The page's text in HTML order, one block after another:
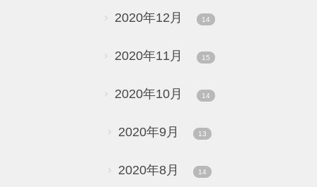
2020年12月 14
2020年11月 15
2020年10月 14
2020年9月 13
2020年8月 14